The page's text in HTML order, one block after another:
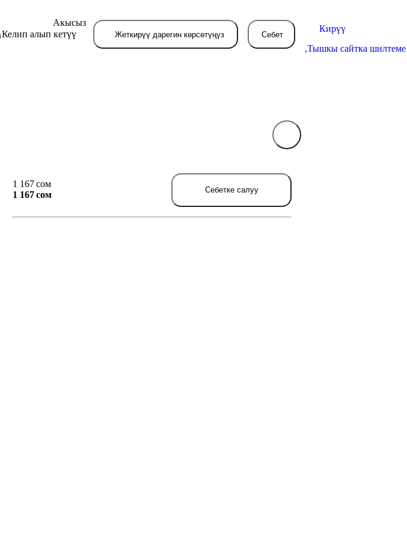
Келип алып кетүү
Акысыз
Жеткирүү дарегин көрсөтүңүз Себет
Кирүү
,Тышкы сайтка шилтеме
1 167 сом
1 167 сом
Себетке салуу
Бул жерде сиз буйрутма берген
товарлар пайда болот.